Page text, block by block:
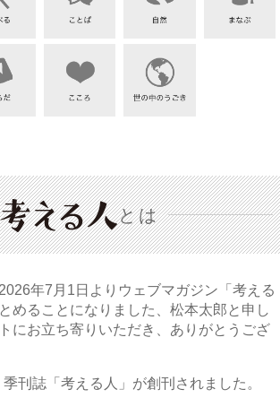
とは
年7月1日よりウェブマガジン「考える
めることになりました、松本太郎と申し
にお立ち寄りいただき、ありがとうござ
刊誌「考える人」が創刊されました。